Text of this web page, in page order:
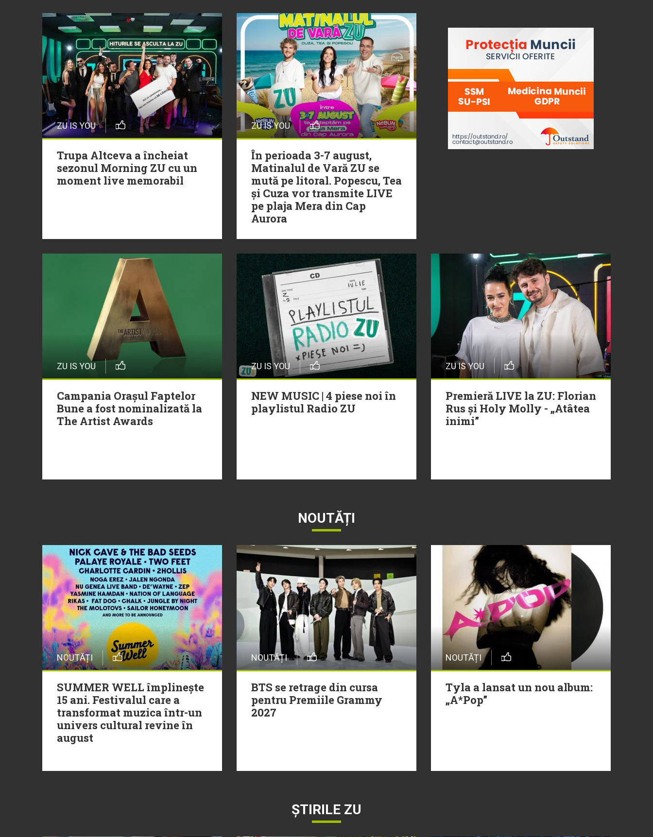
ZU IS YOU
Trupa Altceva a încheiat
sezonul Morning ZU cu un
moment live memorabil
ZU IS YOU
În perioada 3-7 august,
Matinalul de Vară ZU se
mută pe litoral. Popescu, Tea
și Cuza vor transmite LIVE
pe plaja Mera din Cap
Aurora
ZU IS YOU
Campania Orașul Faptelor
Bune a fost nominalizată la
The Artist Awards
ZU IS YOU
NEW MUSIC | 4 piese noi în
playlistul Radio ZU
ZU IS YOU
Premieră LIVE la ZU: Florian
Rus și Holy Molly - „Atâtea
inimi”
NOUTĂȚI
NOUTĂȚI
SUMMER WELL împlinește
15 ani. Festivalul care a
transformat muzica într-un
univers cultural revine în
august
NOUTĂȚI
BTS se retrage din cursa
pentru Premiile Grammy
2027
NOUTĂȚI
Tyla a lansat un nou album:
„A*Pop”
ȘTIRILE ZU